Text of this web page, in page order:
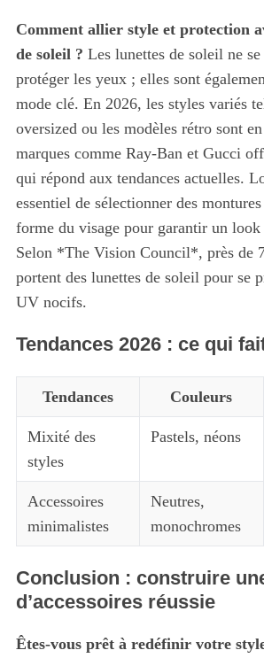
Comment allier style et protection
de soleil ? Les lunettes de soleil ne
protéger les yeux ; elles sont
mode clé. En 2026, les styles variés
oversized ou les modèles rétro sont
marques comme Ray-Ban et Gucci
qui répond aux tendances actuelles.
essentiel de sélectionner des
forme du visage pour garantir un
Selon *The Vision Council*, près de
portent des lunettes de soleil pour se
UV nocifs.
Tendances 2026 : ce qui
Tendances Couleurs
Mixité des
styles
Pastels, néons
Accessoires
minimalistes
Neutres,
monochromes
Conclusion : construire
d’accessoires réussie
Êtes-vous prêt à redéfinir votre
S
e
c
h
f
o
: